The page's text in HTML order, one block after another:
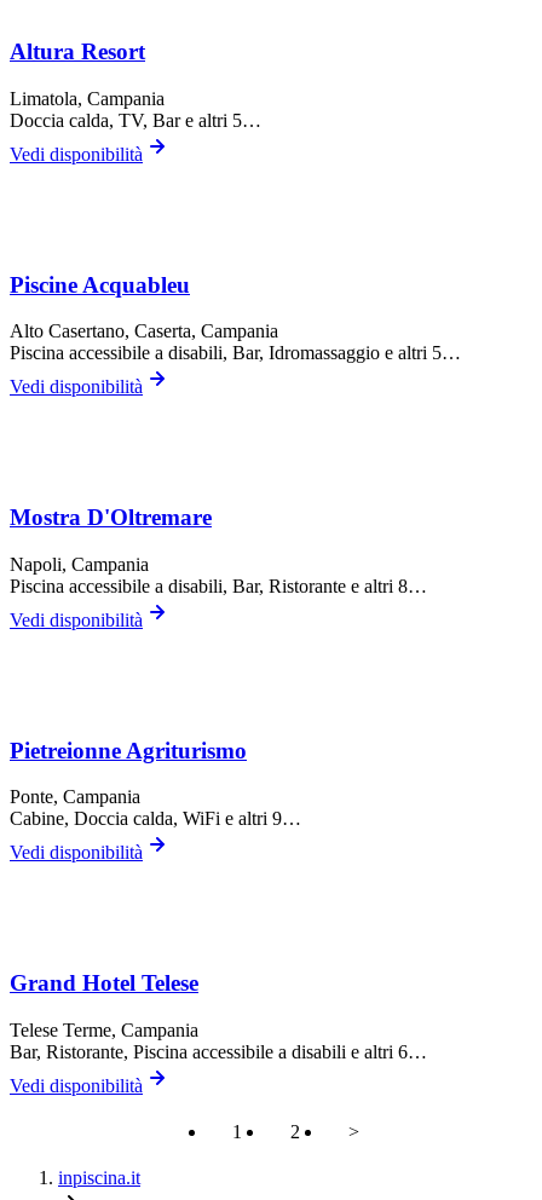
Altura Resort
Limatola, Campania
Doccia calda, TV, Bare altri 5…
Vedi disponibilità
Piscine Acquableu
Alto Casertano, Caserta, Campania
Piscina accessibile a disabili, Bar, Idromassaggio e altri 5…
Vedi disponibilità
Mostra D'Oltremare
Napoli, Campania
Piscina accessibile a disabili, Bar, Ristorante e altri 8…
Vedi disponibilità
Pietreionne Agriturismo
Ponte, Campania
Cabine, Doccia calda, WiFi e altri 9…
Vedi disponibilità
Grand Hotel Telese
Telese Terme, Campania
Bar, Ristorante, Piscina accessibile a disabili e altri 6…
Vedi disponibilità
1 2 >
inpiscina.it